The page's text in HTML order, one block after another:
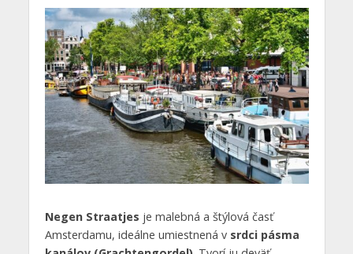
Negen Straatjes je malebná a štýlová časť
Amsterdamu, ideálne umiestnená v srdci pásma